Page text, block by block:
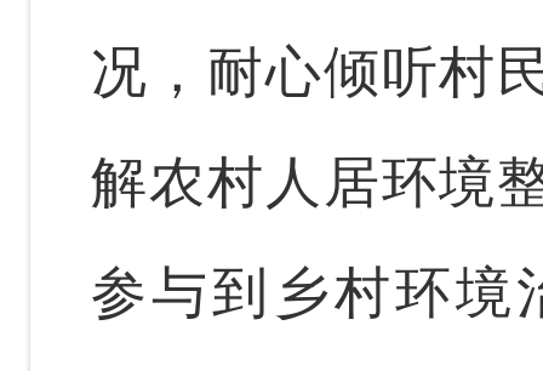
况，耐心倾听村
解农村人居环境
参与到乡村环境